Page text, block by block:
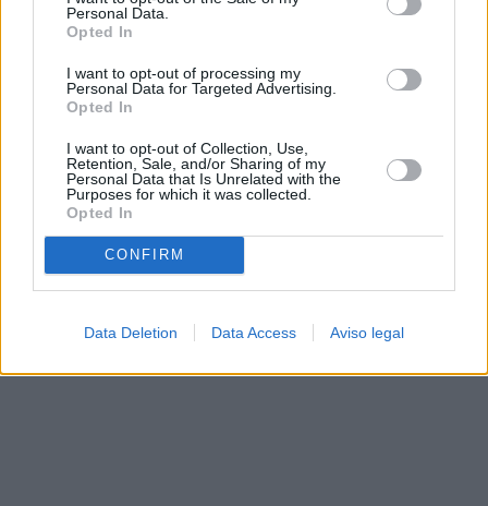
visitando nuestra política de privacidad.
Personal Data.
Opted In
I want to opt-out of processing my
Personal Data for Targeted Advertising.
Opted In
I want to opt-out of Collection, Use,
Retention, Sale, and/or Sharing of my
Personal Data that Is Unrelated with the
Purposes for which it was collected.
Opted In
CONFIRM
Data Deletion Data Access Aviso legal